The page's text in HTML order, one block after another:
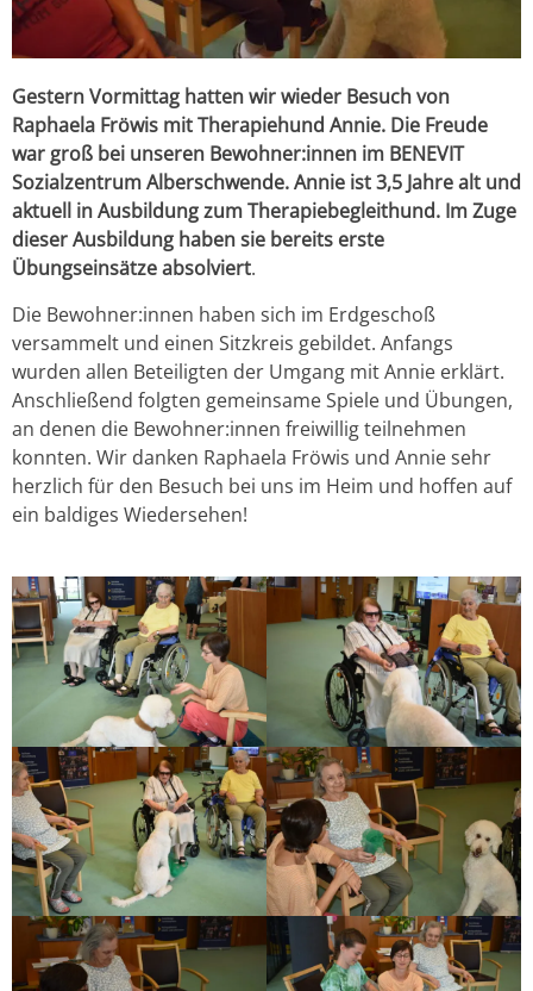
Gestern Vormittag hatten wir wieder Besuch von
Raphaela Fröwis mit Therapiehund Annie. Die Freude
war groß bei unseren Bewohner:innen im BENEVIT
Sozialzentrum Alberschwende. Annie ist 3,5 Jahre alt und
aktuell in Ausbildung zum Therapiebegleithund. Im Zuge
dieser Ausbildung haben sie bereits erste
Übungseinsätze absolviert.
Die Bewohner:innen haben sich im Erdgeschoß
versammelt und einen Sitzkreis gebildet. Anfangs
wurden allen Beteiligten der Umgang mit Annie erklärt.
Anschließend folgten gemeinsame Spiele und Übungen,
an denen die Bewohner:innen freiwillig teilnehmen
konnten. Wir danken Raphaela Fröwis und Annie sehr
herzlich für den Besuch bei uns im Heim und hoffen auf
ein baldiges Wiedersehen!